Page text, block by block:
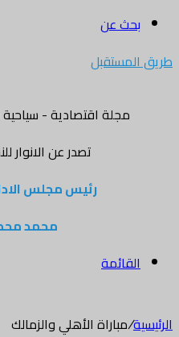
بحث عن
طريق المستقبل
مجلة اقتصادية -
تصدر عن الانوار
رئيس مجلس
محمد
القائمة
الرئيسية/مباراة الأهلي والزمالك